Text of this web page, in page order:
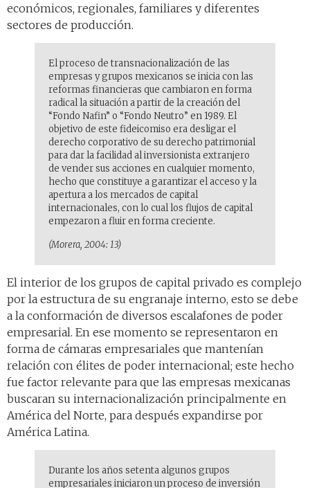
económicos, regionales, familiares y diferentes
sectores de producción.
El proceso de transnacionalización de las
empresas y grupos mexicanos se inicia con las
reformas financieras que cambiaron en forma
radical la situación a partir de la creación del
“Fondo Nafin” o “Fondo Neutro” en 1989. El
objetivo de este fideicomiso era desligar el
derecho corporativo de su derecho patrimonial
para dar la facilidad al inversionista extranjero
de vender sus acciones en cualquier momento,
hecho que constituye a garantizar el acceso y la
apertura a los mercados de capital
internacionales, con lo cual los flujos de capital
empezaron a fluir en forma creciente.
(Morera, 2004: 13)
El interior de los grupos de capital privado es complejo
por la estructura de su engranaje interno, esto se debe
a la conformación de diversos escalafones de poder
empresarial. En ese momento se representaron en
forma de cámaras empresariales que mantenían
relación con élites de poder internacional; este hecho
fue factor relevante para que las empresas mexicanas
buscaran su internacionalización principalmente en
América del Norte, para después expandirse por
América Latina.
Durante los años setenta algunos grupos
empresariales iniciaron un proceso de inversión